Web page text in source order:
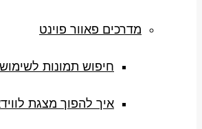
מדרכים פאוור פוינט
חיפוש תמונות
איך להפוך מצגת